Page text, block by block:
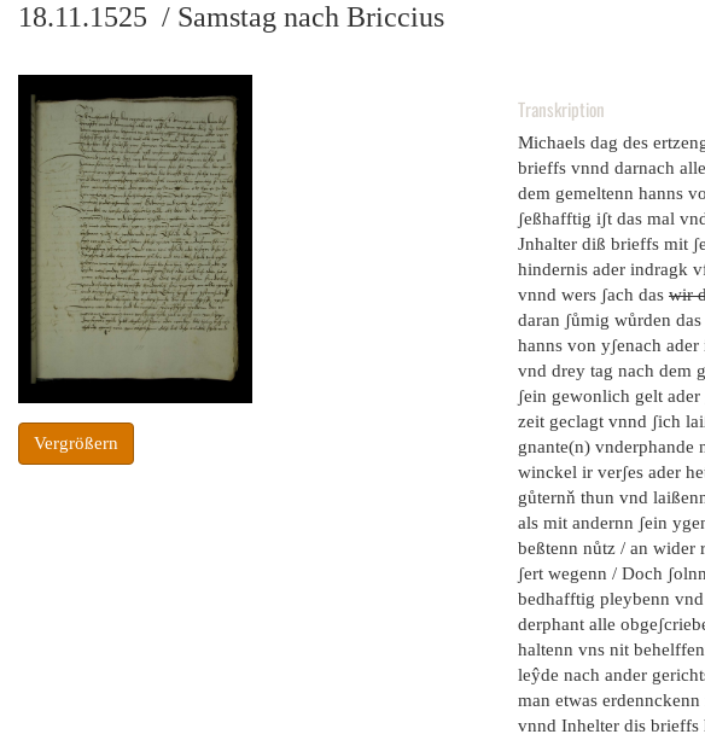
18.11.1525 / Samstag nach Briccius
Vergrößern
Transkription
Michaels dag des
brieffs vnnd darnach
dem gemeltenn hanns
ʃeßhafftig iʃt das mal
Jnhalter diß brieffs mit
hindernis ader indragk
vnnd wers ʃach das wir
daran ʃůmig wůrden
hanns von yʃenach
vnd drey tag nach dem
ʃein gewonlich gelt
zeit geclagt vnnd ʃich
gnante(n) vnderphande
winckel ir verʃes ader
gůternň thun vnd
als mit andernn ʃein
beßtenn nůtz / an wider
ʃert wegenn / Doch
bedhafftig pleybenn
derphant alle
haltenn vns nit
leŷde nach ander
man etwas
vnnd Inhelter dis brieffs